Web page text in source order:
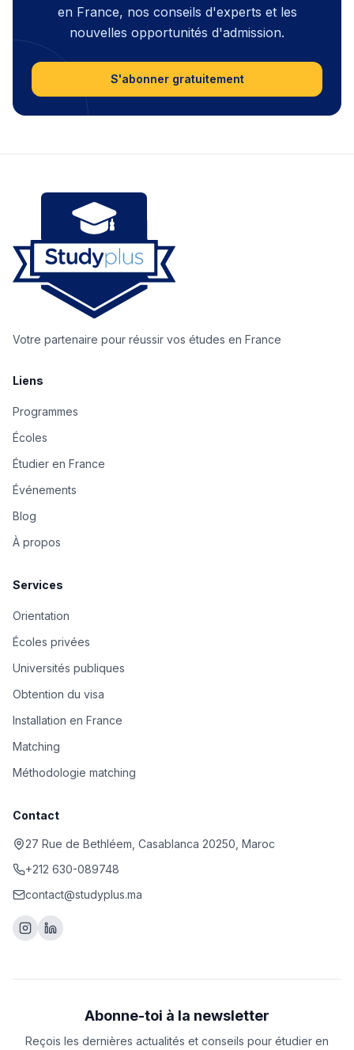
en France, nos conseils d'experts et les
nouvelles opportunités d'admission.
S'abonner gratuitement
Votre partenaire pour réussir vos études en France
Liens
Programmes
Écoles
Étudier en France
Événements
Blog
À propos
Services
Orientation
Écoles privées
Universités publiques
Obtention du visa
Installation en France
Matching
Méthodologie matching
Contact
27 Rue de Bethléem, Casablanca 20250, Maroc
+212 630-089748
contact@studyplus.ma
Abonne-toi à la newsletter
Reçois les dernières actualités et conseils pour étudier en